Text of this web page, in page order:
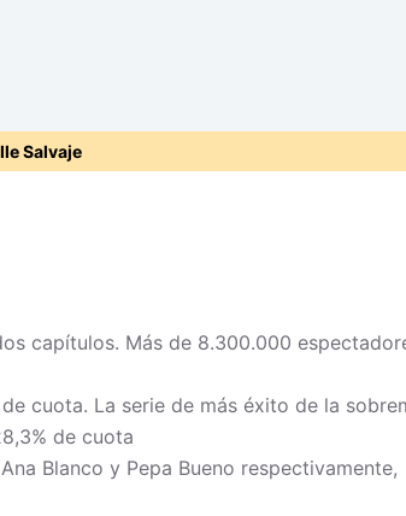
Salvaje
capítulos. Más de 8.300.000
cuota. La serie de más éxito de la
de cuota
Blanco y Pepa Bueno respectivamente,